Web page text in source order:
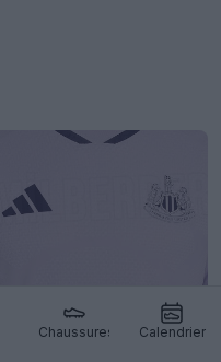
Chaussures Calendrier